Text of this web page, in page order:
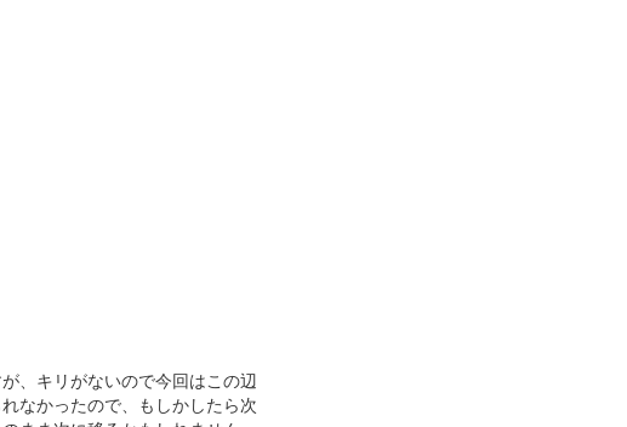
、キリがないので今回はこの辺
なかったので、もしかしたら次